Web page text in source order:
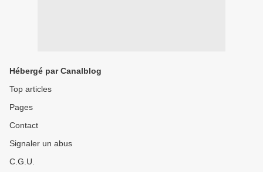
Hébergé par Canalblog
Top articles
Pages
Contact
Signaler un abus
C.G.U.